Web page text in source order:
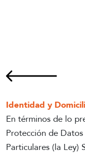
Identidad y
En términos de lo
Protección de Datos
Particulares (la Ley)